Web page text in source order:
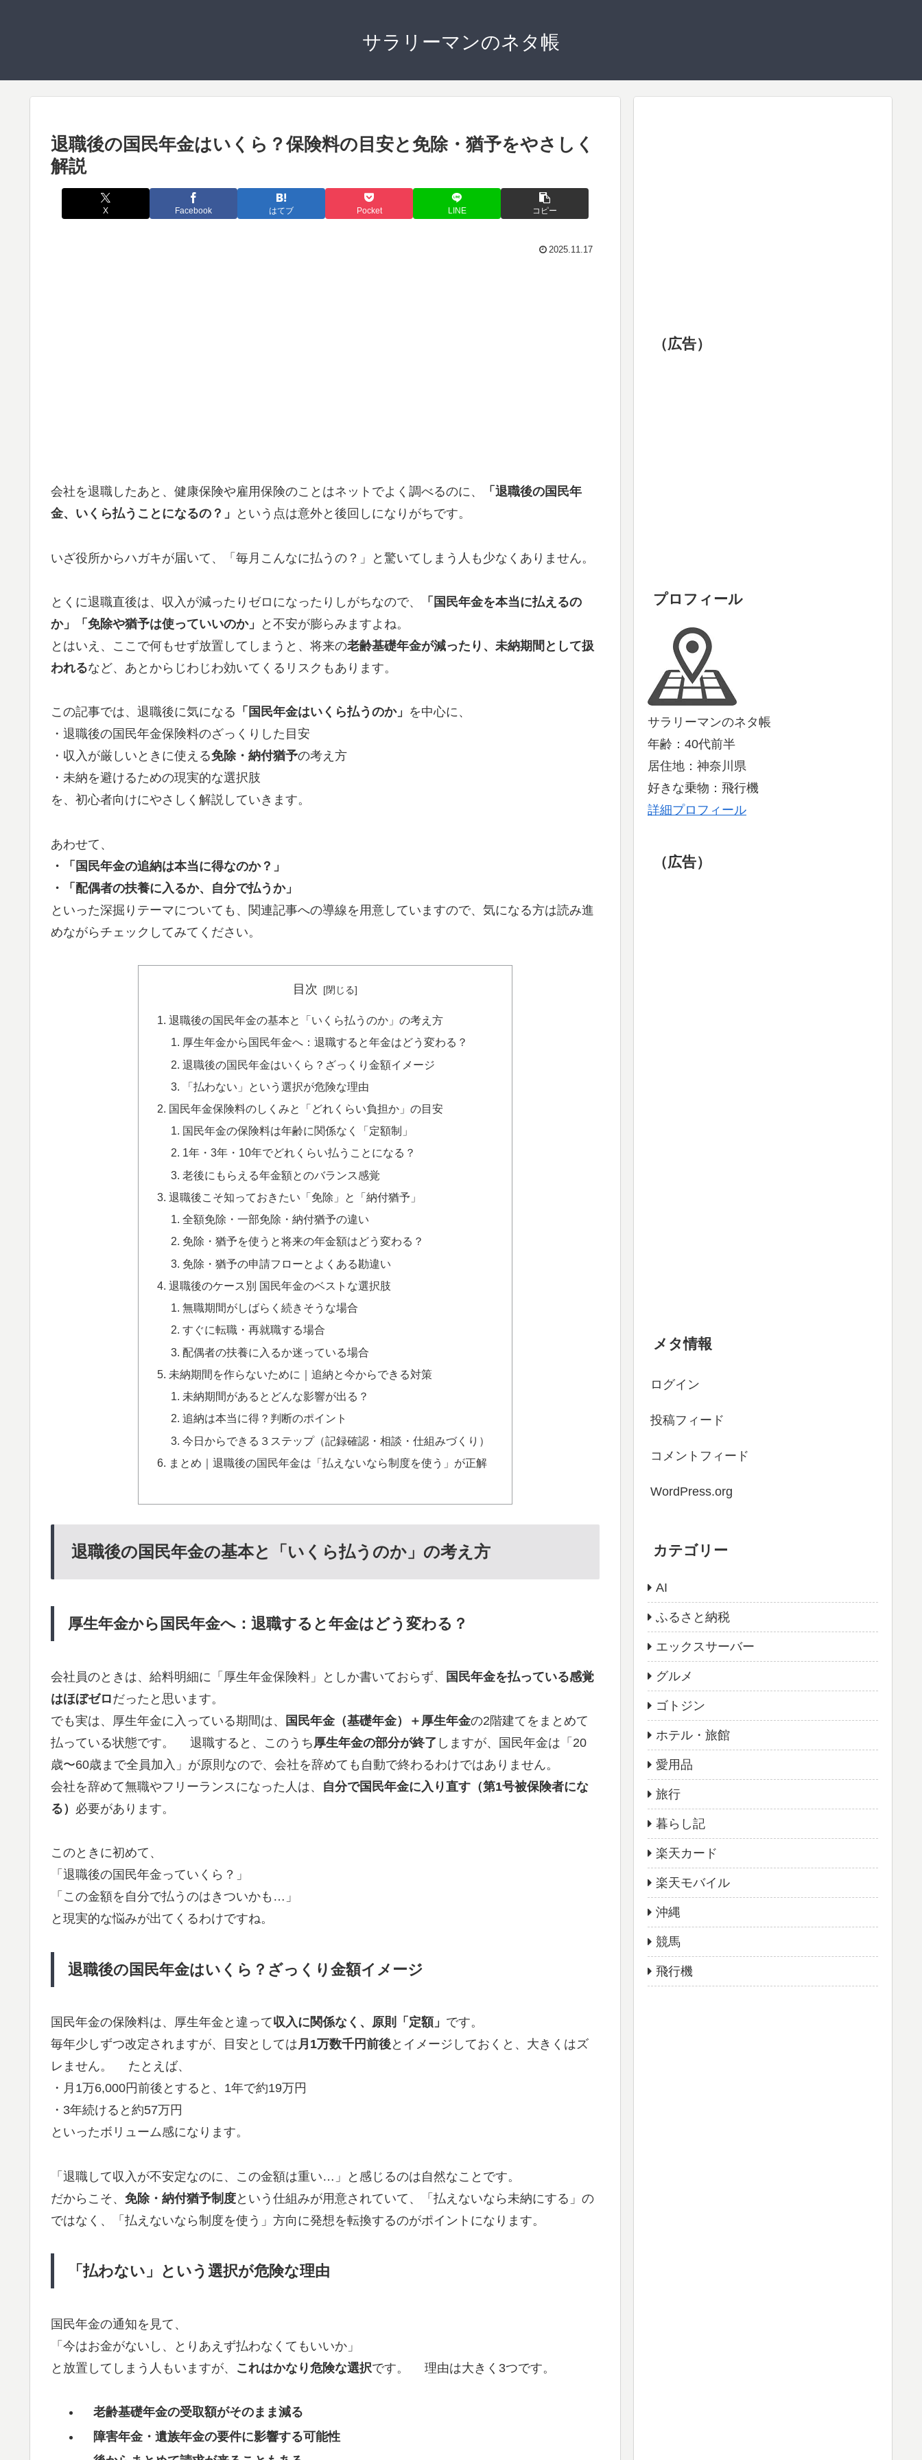
サラリーマンのネタ帳
退職後の国民年金はいくら？保険料の目安と免除・猶予をやさしく
解説
X Facebook はてブ Pocket LINE コピー
2025.11.17
会社を退職したあと、健康保険や雇用保険のことはネットでよく調べるのに、
「退職後の国民年
金、いくら払うことになるの？」
という点は意外と後回しになりがちです。
いざ役所からハガキが届いて、「毎月こんなに払うの？」と驚いてしまう人も少なくありません。
とくに退職直後は、収入が減ったりゼロになったりしがちなので、
「国民年金を本当に払えるの
か」「免除や猶予は使っていいのか」
と不安が膨らみますよね。
とはいえ、ここで何もせず放置してしまうと、将来の老齢基礎年金が減ったり、未納期間として扱
われるなど、あとからじわじわ効いてくるリスクもあります。
この記事では、退職後に気になる 「国民年金はいくら払うのか」 を中心に、
・退職後の国民年金保険料のざっくりした目安
・収入が厳しいときに使える免除・納付猶予の考え方
・未納を避けるための現実的な選択肢
を、初心者向けにやさしく解説していきます。
あわせて、
・「国民年金の追納は本当に得なのか？」
・「配偶者の扶養に入るか、自分で払うか」
といった深掘りテーマについても、関連記事への導線を用意していますので、気になる方は読み進
めながらチェックしてみてください。
目次
退職後の国民年金の基本と「いくら払うのか」の考え方
厚生年金から国民年金へ：退職すると年金はどう変わる？
退職後の国民年金はいくら？ざっくり金額イメージ
「払わない」という選択が危険な理由
国民年金保険料のしくみと「どれくらい負担か」の目安
国民年金の保険料は年齢に関係なく「定額制」
1年・3年・10年でどれくらい払うことになる？
老後にもらえる年金額とのバランス感覚
退職後こそ知っておきたい「免除」と「納付猶予」
全額免除・一部免除・納付猶予の違い
免除・猶予を使うと将来の年金額はどう変わる？
免除・猶予の申請フローとよくある勘違い
退職後のケース別 国民年金のベストな選択肢
無職期間がしばらく続きそうな場合
すぐに転職・再就職する場合
配偶者の扶養に入るか迷っている場合
未納期間を作らないために｜追納と今からできる対策
未納期間があるとどんな影響が出る？
追納は本当に得？判断のポイント
今日からできる３ステップ（記録確認・相談・仕組みづくり）
まとめ｜退職後の国民年金は「払えないなら制度を使う」が正解
退職後の国民年金の基本と「いくら払うのか」の考え方
厚生年金から国民年金へ：退職すると年金はどう変わる？
会社員のときは、給料明細に「厚生年金保険料」としか書いておらず、
国民年金を払っている感覚
はほぼゼロだったと思います。
でも実は、厚生年金に入っている期間は、
国民年金（基礎年金）＋厚生年金の2階建てをまとめて
払っている状態です。 退職すると、このうち 厚生年金の部分が終了 しますが、国民年金は「20
歳〜60歳まで全員加入」が原則なので、会社を辞めても自動で終わるわけではありません。
会社を辞めて無職やフリーランスになった人は、 自分で国民年金に入り直す（第1号被保険者にな
る） 必要があります。
このときに初めて、
「退職後の国民年金っていくら？」
「この金額を自分で払うのはきついかも…」
と現実的な悩みが出てくるわけですね。
退職後の国民年金はいくら？ざっくり金額イメージ
国民年金の保険料は、厚生年金と違って収入に関係なく、原則「定額」 です。
毎年少しずつ改定されますが、目安としては月1万数千円前後とイメージしておくと、大きくはズ
レません。 たとえば、
・月1万6,000円前後とすると、1年で約19万円
・3年続けると約57万円
といったボリューム感になります。
「退職して収入が不安定なのに、この金額は重い…」と感じるのは自然なことです。
だからこそ、 免除・納付猶予制度という仕組みが用意されていて、「払えないなら未納にする」の
ではなく、「払えないなら制度を使う」方向に発想を転換するのがポイントになります。
「払わない」という選択が危険な理由
国民年金の通知を見て、
「今はお金がないし、とりあえず払わなくてもいいか」
と放置してしまう人もいますが、 これはかなり危険な選択です。 理由は大きく3つです。
老齢基礎年金の受取額がそのまま減る
障害年金・遺族年金の要件に影響する可能性
（広告）
プロフィール
サラリーマンのネタ帳
年齢：40代前半
居住地：神奈川県
好きな乗物：飛行機
詳細プロフィール
（広告）
メタ情報
ログイン
投稿フィード
コメントフィード
WordPress.org
カテゴリー
AI
ふるさと納税
エックスサーバー
グルメ
ゴトジン
ホテル・旅館
愛用品
旅行
暮らし記
楽天カード
楽天モバイル
沖縄
競馬
飛行機